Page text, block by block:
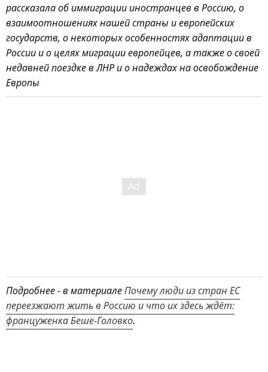
рассказала об иммиграции иностранцев в Россию, о
взаимоотношениях нашей страны и европейских
государств, о некоторых особенностях адаптации в
России и о целях миграции европейцев, а также о своей
недавней поездке в ЛНР и о надеждах на освобождение
Европы
Подробнее - в материалеПочему люди из стран ЕС
переезжают жить в Россию и что их здесь ждёт:
француженка Беше-Головко.